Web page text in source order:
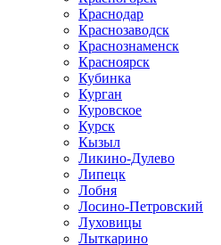
Краснодар
Краснозаводск
Краснознаменск
Красноярск
Кубинка
Курган
Куровское
Курск
Кызыл
Ликино-Дулево
Липецк
Лобня
Лосино-Петровский
Луховицы
Лыткарино